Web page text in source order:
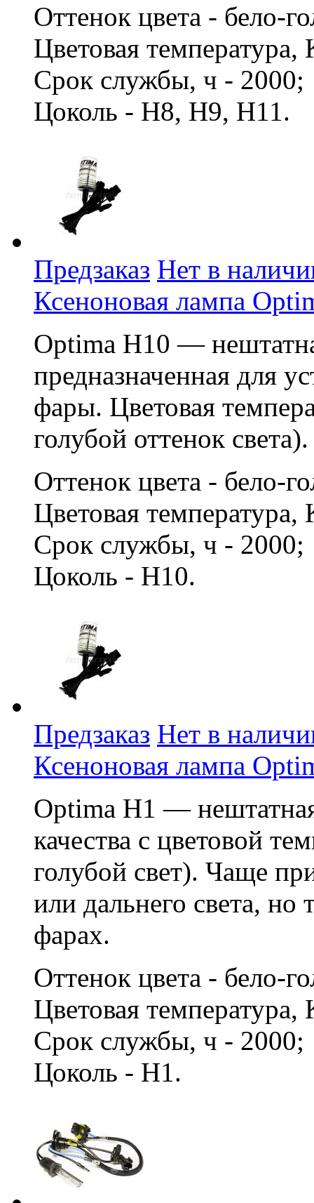
Оттенок цвета - бело-
Цветовая
Срок службы, ч -
Цоколь - H8, H9, H11.
Предзаказ Нет в
Ксеноновая лампа
Optima H10 —
предназначенная для
фары. Цветовая
голубой оттенок света).
Оттенок цвета - бело-
Цветовая
Срок службы, ч -
Цоколь - H10.
Предзаказ Нет в
Ксеноновая лампа
Optima H1 —
качества с цветовой
голубой свет). Чаще
или дальнего света,
фарах.
Оттенок цвета - бело-
Цветовая
Срок службы, ч -
Цоколь - H1.